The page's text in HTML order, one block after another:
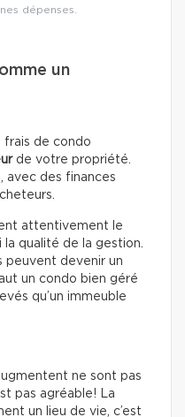
dépenses.
un
frais de condo
de votre propriété.
avec des finances
attentivement le
la qualité de la gestion.
peuvent devenir un
un condo bien géré
qu’un immeuble
ne sont pas
pas agréable! La
un lieu de vie, c’est